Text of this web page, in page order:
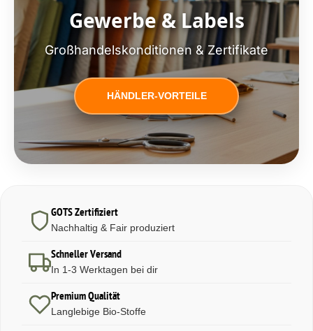
Gewerbe & Labels
Großhandelskonditionen & Zertifikate
HÄNDLER-VORTEILE
GOTS Zertifiziert
Nachhaltig & Fair produziert
Schneller Versand
In 1-3 Werktagen bei dir
Premium Qualität
Langlebige Bio-Stoffe